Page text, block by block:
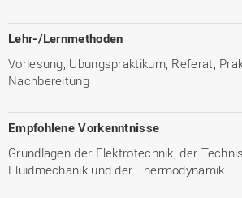
Lehr-/Lernmethoden
Vorlesung, Übungspraktikum, Referat,
Nachbereitung
Empfohlene Vorkenntnisse
Grundlagen der Elektrotechnik, der
Fluidmechanik und der Thermodynamik